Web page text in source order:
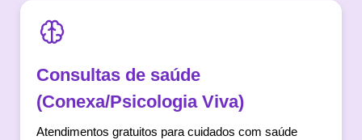
Consultas de saúde
(Conexa/Psicologia Viva)
Atendimentos gratuitos para cuidados com saúde